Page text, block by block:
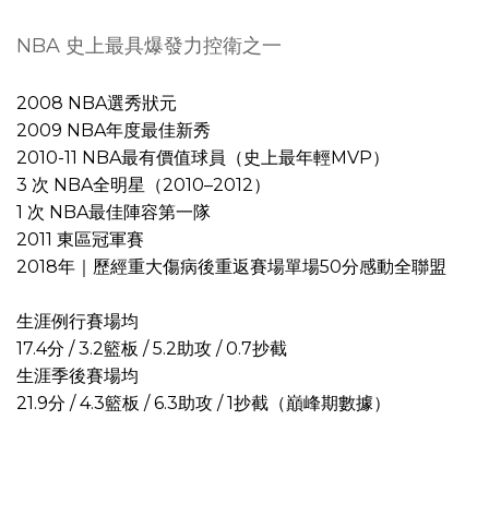
NBA 史上最具爆發力控衛之一
2008 NBA選秀狀元
2009 NBA年度最佳新秀
2010-11 NBA最有價值球員（史上最年輕MVP）
3 次 NBA全明星（2010–2012）
1 次 NBA最佳陣容第一隊
2011 東區冠軍賽
2018年｜歷經重大傷病後重返賽場單場50分感動全聯盟
生涯例行賽場均
17.4分 / 3.2籃板 / 5.2助攻 / 0.7抄截
生涯季後賽場均
21.9分 / 4.3籃板 / 6.3助攻 / 1抄截（巔峰期數據）